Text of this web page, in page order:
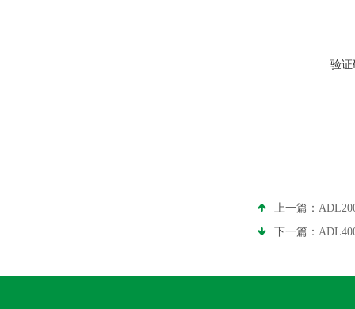
验证
上一篇：
下一篇：